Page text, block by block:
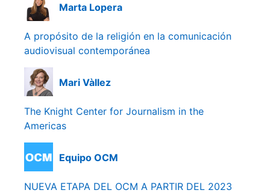
Marta Lopera
A propósito de la religión en la comunicación
audiovisual contemporánea
Mari Vàllez
The Knight Center for Journalism in the
Americas
Equipo OCM
NUEVA ETAPA DEL OCM A PARTIR DEL 2023